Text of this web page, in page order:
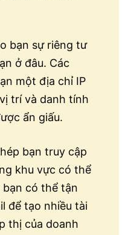
bạn sự riêng tư
ở đâu. Các
một địa chỉ IP
trí và danh tính
ẩn giấu.
bạn truy cập
khu vực có thể
bạn có thể tận
để tạo nhiều tài
thị của doanh